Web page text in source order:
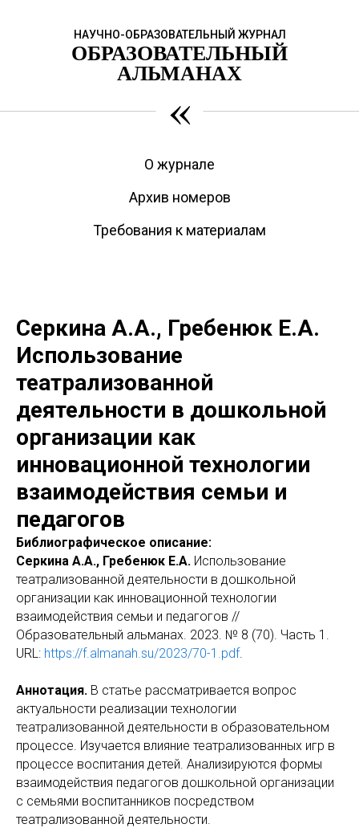
НАУЧНО-ОБРАЗОВАТЕЛЬНЫЙ ЖУРНАЛ
ОБРАЗОВАТЕЛЬНЫЙ
АЛЬМАНАХ
«
О журнале
Архив номеров
Требования к материалам
Серкина А.А., Гребенюк Е.А.
Использование
театрализованной
деятельности в дошкольной
организации как
инновационной технологии
взаимодействия семьи и
педагогов
Библиографическое описание:
Серкина А.А., Гребенюк Е.А. Использование
театрализованной деятельности в дошкольной
организации как инновационной технологии
взаимодействия семьи и педагогов //
Образовательный альманах. 2023. № 8 (70). Часть 1.
URL: https://f.almanah.su/2023/70-1.pdf.
Аннотация. В статье рассматривается вопрос
актуальности реализации технологии
театрализованной деятельности в образовательном
процессе. Изучается влияние театрализованных игр в
процессе воспитания детей. Анализируются формы
взаимодействия педагогов дошкольной организации
с семьями воспитанников посредством
театрализованной деятельности.